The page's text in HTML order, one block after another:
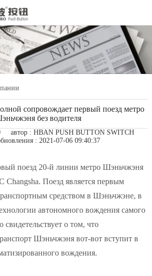
сопровождает первый поезд метро
без водителя
автор : HBAN PUSH BUTTON SWITCH
: 2021-07-06 09:40:37
поезд 20-й линии метро Шэньчжэня
Changsha. Поезд является первым
средством в Шэньчжэне, в
автономного вождения самого
свидетельствует о том, что
Шэньчжэня вот-вот вступит в
вождения.